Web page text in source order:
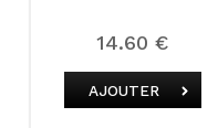
14.60 €
AJOUTER